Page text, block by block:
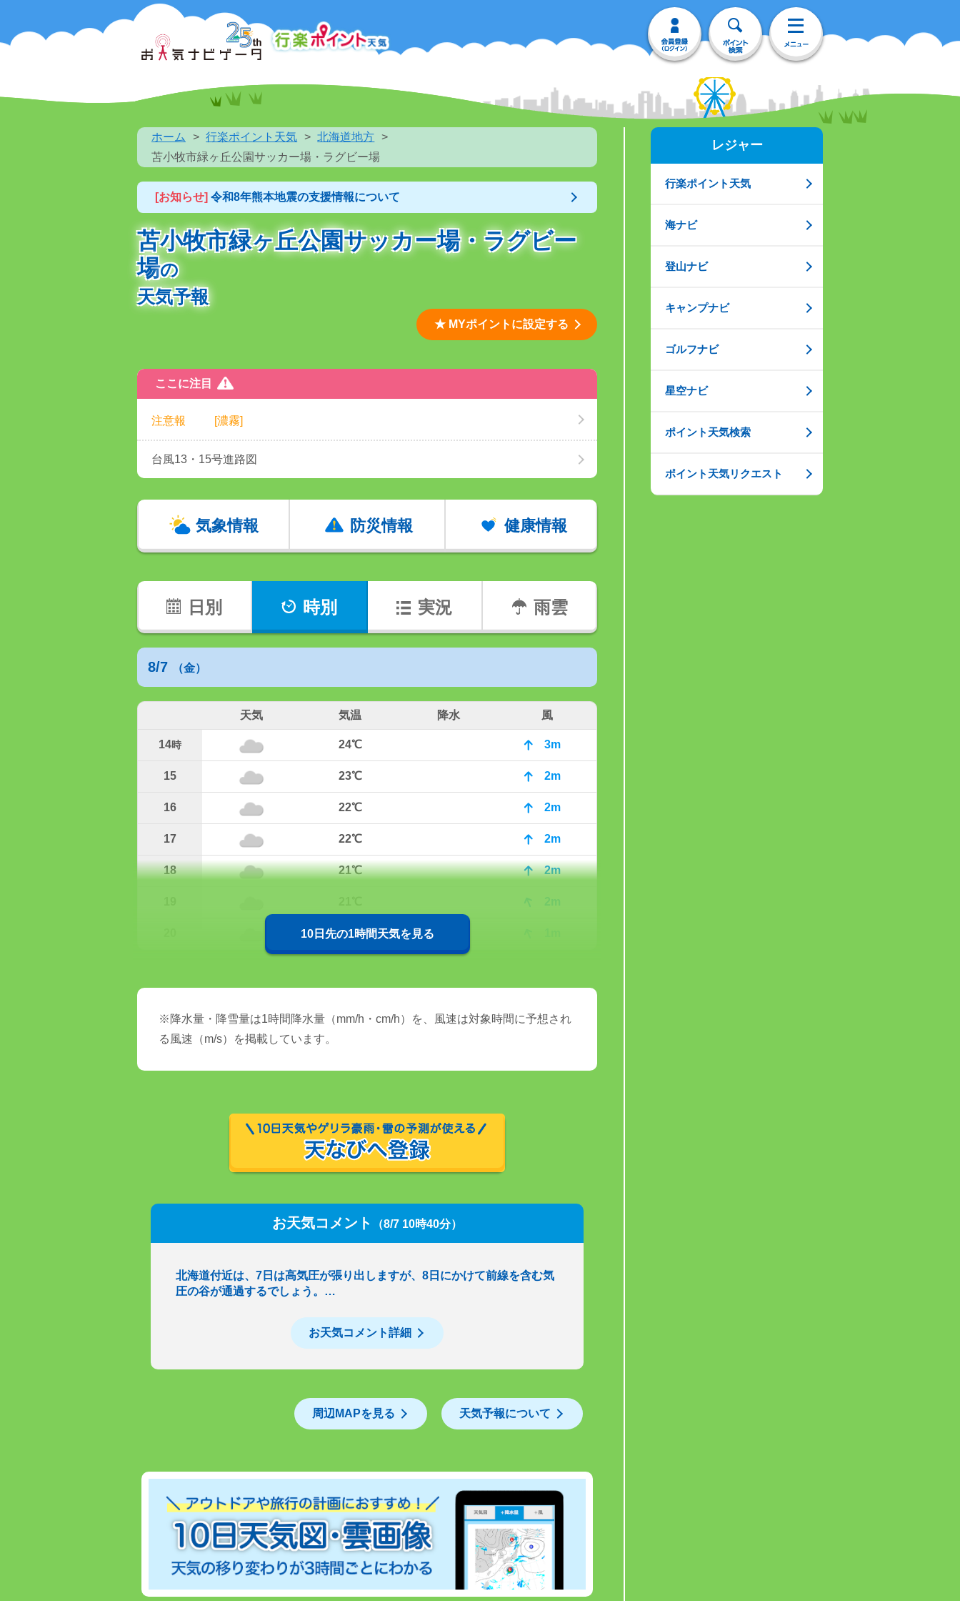
ホーム 行楽ポイント天気
北海道地方
苫小牧市緑ヶ丘公園サッカー場・ラグビー場
[お知らせ] 令和8年熊本地震の支援情報について
苫小牧市緑ヶ丘公園サッカー場・ラグビー
場の
天気予報
★ MYポイントに設定する
ここに注目
注意報 [濃霧]
台風13・15号進路図
気象情報 防災情報 健康情報
日別 時別 実況 雨雲
8/7 （金）
天気 気温 降水 風
14時 24℃ 3m
15 23℃ 2m
16 22℃ 2m
17 22℃ 2m
18 21℃ 2m
2m
21℃
10日先の1時間天気を見る
※降水量・降雪量は1時間降水量（mm/h・cm/h）を、風速は対象時間に予想され
る風速（m/s）を掲載しています。
お天気コメント （8/7 10時40分）
北海道付近は、7日は高気圧が張り出しますが、8日にかけて前線を含む気
圧の谷が通過するでしょう。…
お天気コメント詳細
周辺MAPを見る 天気予報について
レジャー
行楽ポイント天気
海ナビ
登山ナビ
キャンプナビ
ゴルフナビ
星空ナビ
ポイント天気検索
ポイント天気リクエスト